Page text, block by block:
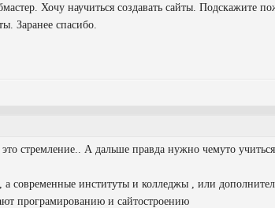
Хочу научиться создавать сайты. Подскажите
Заранее спасибо.
стремление.. А дальше правда нужно чемуто
а современные институты и колледжы , или
програмированию и сайтостроению